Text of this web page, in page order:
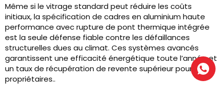
Même si le vitrage standard peut réduire les coûts
initiaux, la spécification de cadres en aluminium haute
performance avec rupture de pont thermique intégrée
est la seule défense fiable contre les défaillances
structurelles dues au climat. Ces systèmes avancés
garantissent une efficacité énergétique toute l’année et
un taux de récupération de revente supérieur pour les
propriétaires..